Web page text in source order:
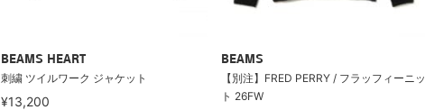
BEAMS HEART
刺繍 ツイルワーク ジャケット
¥13,200
BEAMS
【別注】FRED PERRY / フラッフィーニッ
ト 26FW